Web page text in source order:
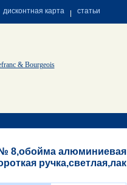
дисконтная карта статьи
8,обойма алюминиевая
ручка,светлая,лак